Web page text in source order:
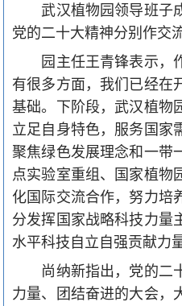
武汉植物园领导班子
党的二十大精神分别作交
园主任王青锋表示，
有很多方面，我们已经在
基础。下阶段，武汉植物
立足自身特色，服务国家
聚焦绿色发展理念和一带
点实验室重组、国家植物
化国际交流合作，努力培
分发挥国家战略科技力量
水平科技自立自强贡献力
尚纳新指出，党的二
力量、团结奋进的大会，